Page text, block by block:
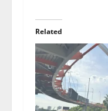
Related